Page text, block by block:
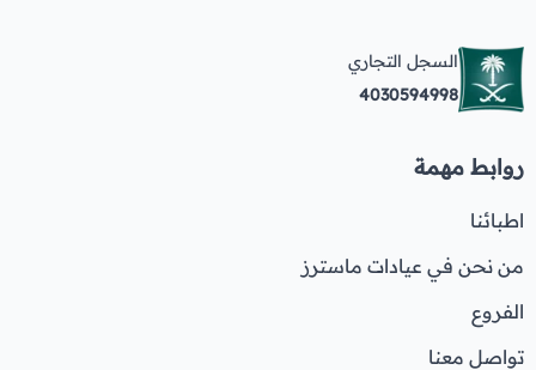
السجل التجاري
4030594998
روابط مهمة
اطبائنا
من نحن في عيادات ماسترز
الفروع
تواصل معنا